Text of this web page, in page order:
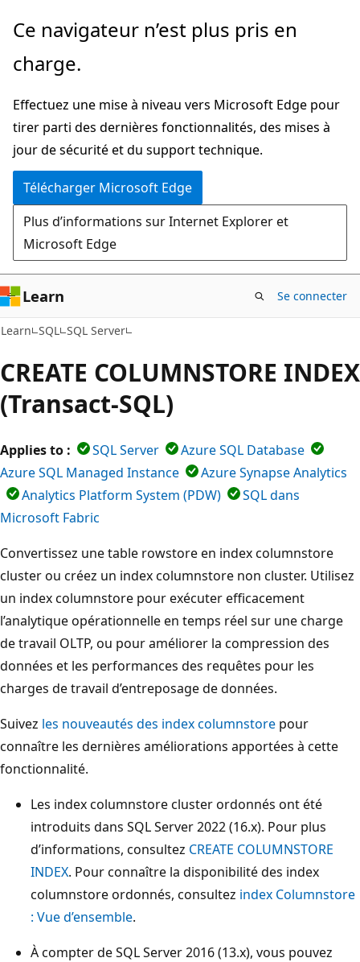
Passer
directement
au
principal
Ce navigateur n’est plus pris en
charge.
Effectuez une mise à niveau vers Microsoft Edge pour
tirer parti des dernières fonctionnalités, des mises à
jour de sécurité et du support technique.
Télécharger Microsoft Edge
Plus d’informations sur Internet Explorer et
Microsoft Edge
Learn Se connecter
Learn SQL SQL Server
CREATE COLUMNSTORE INDEX
(Transact-SQL)
Applies to : SQL Server
Azure SQL Database
Azure SQL Managed Instance
Azure Synapse Analytics
Analytics Platform System (PDW)
SQL dans
Microsoft Fabric
Convertissez une table rowstore en index columnstore
cluster ou créez un index columnstore non cluster. Utilisez
un index columnstore pour exécuter efficacement
l’analytique opérationnelle en temps réel sur une charge
de travail OLTP, ou pour améliorer la compression des
données et les performances des requêtes pour les
charges de travail d’entreposage de données.
Suivez les nouveautés des index columnstore pour
connaître les dernières améliorations apportées à cette
fonctionnalité.
Les index columnstore cluster ordonnés ont été
introduits dans SQL Server 2022 (16.x). Pour plus
d’informations, consultez CREATE COLUMNSTORE
INDEX. Pour connaître la disponibilité des index
columnstore ordonnés, consultez index Columnstore
: Vue d’ensemble.
À compter de SQL Server 2016 (13.x), vous pouvez